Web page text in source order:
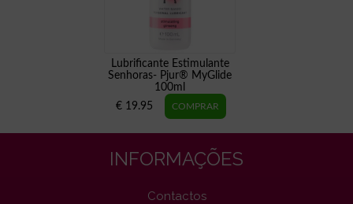
Lubrificante Estimulante
Senhoras- Pjur® MyGlide
100ml
€ 19.95
INFORMAÇÕES
Contactos